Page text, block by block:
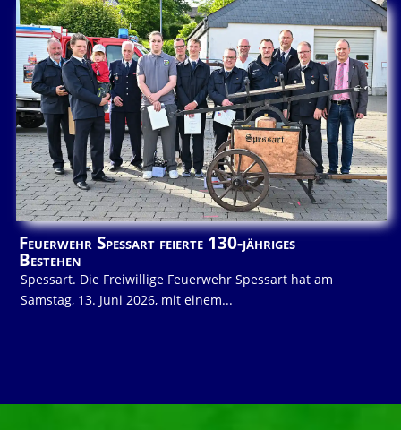
Feuerwehr Spessart feierte 130-jähriges
Bestehen
Spessart. Die Freiwillige Feuerwehr Spessart hat am
Samstag, 13. Juni 2026, mit einem...